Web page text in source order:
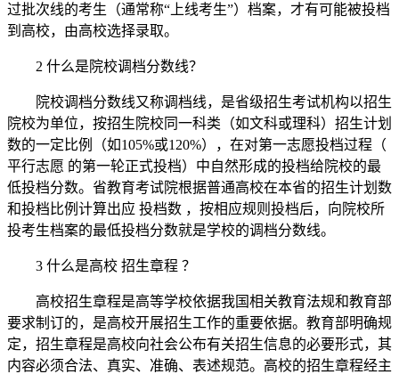
过批次线的考生（通常称“上线考生”）档案，才有可能被投档
到高校，由高校选择录取。
2 什么是院校调档分数线？
院校调档分数线又称调档线，是省级招生考试机构以招生
院校为单位，按招生院校同一科类（如文科或理科）招生计划
数的一定比例（如105%或120%），在对第一志愿投档过程（
平行志愿 的第一轮正式投档）中自然形成的投档给院校的最
低投档分数。省教育考试院根据普通高校在本省的招生计划数
和投档比例计算出应 投档数 ，按相应规则投档后，向院校所
投考生档案的最低投档分数就是学校的调档分数线。
3 什么是高校 招生章程 ？
高校招生章程是高等学校依据我国相关教育法规和教育部
要求制订的，是高校开展招生工作的重要依据。教育部明确规
定，招生章程是高校向社会公布有关招生信息的必要形式，其
内容必须合法、真实、准确、表述规范。高校的招生章程经主